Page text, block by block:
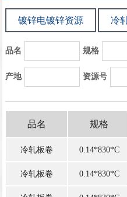
镀锌电镀锌资源 冷
品名 规格
产地 资源号
品名 规格
冷轧板卷 0.14*830*C
冷轧板卷 0.14*830*C